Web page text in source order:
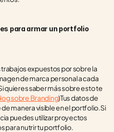
para armar un portfolio
expuestos por sobre la
de marca personal a cada
quieres saber más sobre esto te
sobre Branding)Tus datos de
manera visible en el portfolio.Si
puedes utilizar proyectos
para nutrir tu portfolio.